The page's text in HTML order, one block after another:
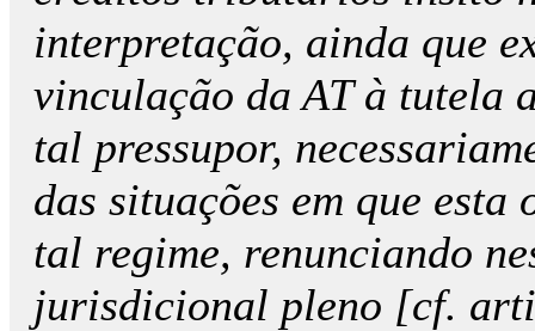
interpretação, ainda que
vinculação da AT à tutela
tal pressupor,
das situações em que
tal regime, renunciando
jurisdicional pleno [cf.